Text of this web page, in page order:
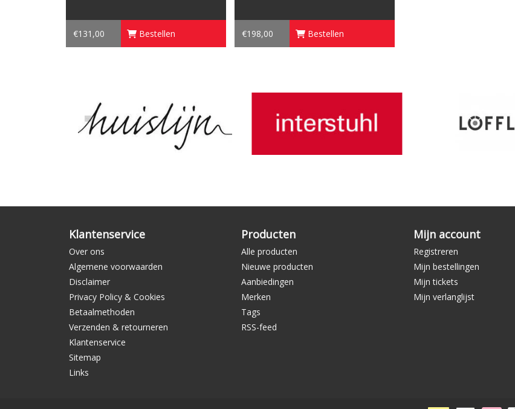
€131,00 Bestellen €198,00 Bestellen
Klantenservice
Over ons
Algemene voorwaarden
Disclaimer
Privacy Policy & Cookies
Betaalmethoden
Verzenden & retourneren
Klantenservice
Sitemap
Links
Producten
Alle producten
Nieuwe producten
Aanbiedingen
Merken
Tags
RSS-feed
Mijn account
Registreren
Mijn bestellingen
Mijn tickets
Mijn verlanglijst